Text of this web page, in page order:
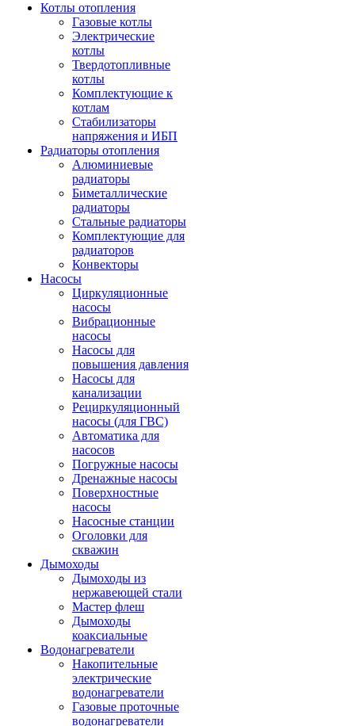
Котлы отопления
Газовые котлы
Электрические
котлы
Твердотопливные
котлы
Комплектующие к
котлам
Стабилизаторы
напряжения и ИБП
Радиаторы отопления
Алюминиевые
радиаторы
Биметаллические
радиаторы
Стальные радиаторы
Комплектующие для
радиаторов
Конвекторы
Насосы
Циркуляционные
насосы
Вибрационные
насосы
Насосы для
повышения давления
Насосы для
канализации
Рециркуляционный
насосы (для ГВС)
Автоматика для
насосов
Погружные насосы
Дренажные насосы
Поверхностные
насосы
Насосные станции
Оголовки для
скважин
Дымоходы
Дымоходы из
нержавеющей стали
Мастер флеш
Дымоходы
коаксиальные
Водонагреватели
Накопительные
электрические
водонагреватели
Газовые проточные
водонагреватели